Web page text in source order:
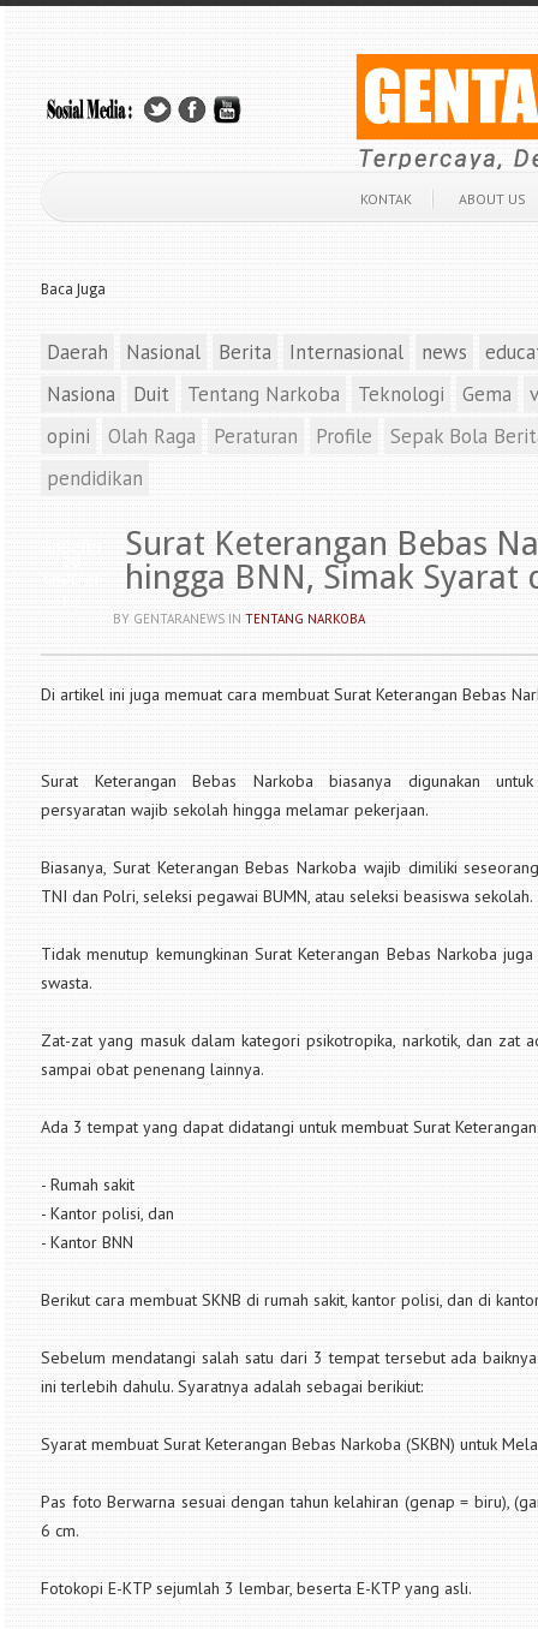
KONTAK ABOUT US
Baca Juga
Daerah Nasional Berita Internasional news
Nasiona
Duit Tentang Narkoba Teknologi Gema
opini
Olah Raga Peraturan Profile
Sepak Bola
pendidikan
undefin
ed
UNDEFIN
ED
Surat Keterangan Bebas
hingga BNN, Simak Syarat
BY GENTARANEWS IN TENTANG NARKOBA
Di artikel ini juga memuat cara membuat Surat Keterangan Bebas
Surat Keterangan Bebas Narkoba biasanya digunakan
persyaratan wajib sekolah hingga melamar pekerjaan.
Biasanya, Surat Keterangan Bebas Narkoba wajib dimiliki
TNI dan Polri, seleksi pegawai BUMN, atau seleksi beasiswa sekolah.
Tidak menutup kemungkinan Surat Keterangan Bebas Narkoba
swasta.
Zat-zat yang masuk dalam kategori psikotropika, narkotik, dan zat
sampai obat penenang lainnya.
Ada 3 tempat yang dapat didatangi untuk membuat Surat
- Rumah sakit
- Kantor polisi, dan
- Kantor BNN
Berikut cara membuat SKNB di rumah sakit, kantor polisi, dan di
Sebelum mendatangi salah satu dari 3 tempat tersebut ada
ini terlebih dahulu. Syaratnya adalah sebagai berikiut:
Syarat membuat Surat Keterangan Bebas Narkoba (SKBN) untuk
Pas foto Berwarna sesuai dengan tahun kelahiran (genap = biru),
6 cm.
Fotokopi E-KTP sejumlah 3 lembar, beserta E-KTP yang asli.